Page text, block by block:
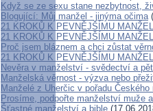
Když se ze sexu stane nezbytnost,
Blogující: Můj manžel - jinýma očima
21 KROKŮ K PEVNĚJŠÍMU
21 KROKŮ K PEVNĚJŠÍMU
Proč jsem bláznem a chci zůstat
21 KROKŮ K PEVNĚJŠÍMU
Nevěra v manželství - svědectví a
Manželská věrnost - výzva nebo
Manželé z Uherčic v pořadu Českého
Prosíme, podpořte manželství muže
Šťastné manželství a bible